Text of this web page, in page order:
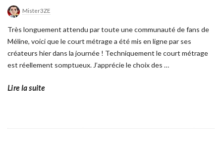
Mister3ZE
Très longuement attendu par toute une communauté de fans de
Méline, voici que le court métrage a été mis en ligne par ses
créateurs hier dans la journée ! Techniquement le court métrage
est réellement somptueux. J’apprécie le choix des …
Lire la suite